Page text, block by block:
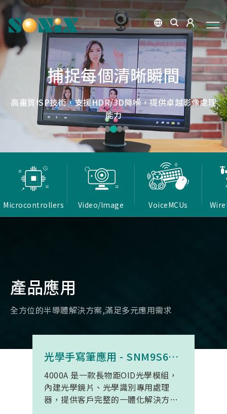
微小核心，巨大力量
松翰MCU：極致效能，智慧應用無所不在
低延遲戰場
Report Rate 性能之巔，松翰電競，掌控每一秒
捕捉每個清晰瞬間
高畫質ISP技術，支援HDR/3D降噪，提供卓越影像處理
能力
點讀魔法，數位學習新體驗
OID光學辨識技術，紙本內容瞬間數位化，開啟互動新篇
章
低延遲，無線視界
確保流暢穩定的影像傳輸
Microcontrollers Video/Image VoiceMCUs
產品應用
全方位的半導體解決方案,滿足多元應用需求
光學手寫筆應用 - SNM9S6100BC4000A
4000A 是一款長物距OID光學模組，
內建光學鏡片、光學識別專用處理
器，提供客戶完整的一體化解決方